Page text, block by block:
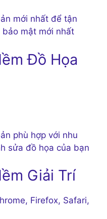
mới nhất để tận
mật mới nhất
Đồ Họa
phù hợp với nhu
sửa đồ họa của bạn
Giải Trí
Firefox, Safari,